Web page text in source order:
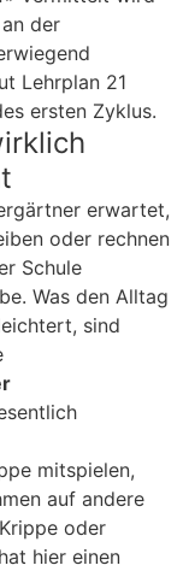
der
Lehrplan 21
ersten Zyklus.
erwartet,
oder rechnen
Schule
Was den Alltag
sind
mitspielen,
auf andere
oder
hier einen